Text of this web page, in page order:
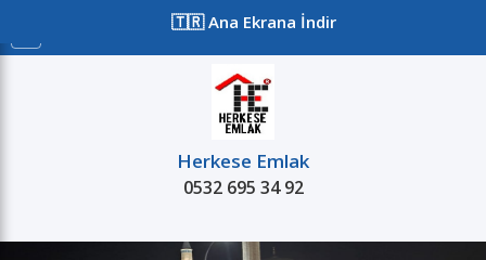
🇹🇷 Ana Ekrana İndir
Herkese Emlak
0532 695 34 92
Kiralık Projeler